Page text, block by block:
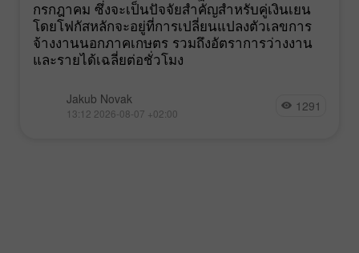
กรกฎาคม ซึ่งจะเป็นปัจจัยสำคัญสำหรับคู่เงินเยน
โดยโฟกัสหลักจะอยู่ที่การเปลี่ยนแปลงตัวเลขการ
จ้างงานนอกภาคเกษตร รวมถึงอัตราการว่างงาน
และรายได้เฉลี่ยต่อชั่วโมง
Jakub Novak
13:12 2026-08-07 +02:00 1291